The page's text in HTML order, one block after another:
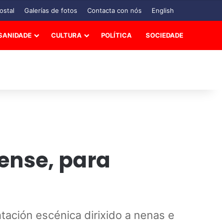
Galerías de fotos Contacta con nós English
CULTURA POLÍTICA SOCIEDADE
para
escénica dirixido a nenas e